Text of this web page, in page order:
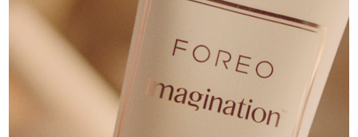
Schweiz
Förväntad leverans
Förväntad leverans 14/08/2026
Förväntad leverans13/08/2026